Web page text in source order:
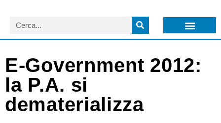
E-Government 2012:
la P.A. si
dematerializza